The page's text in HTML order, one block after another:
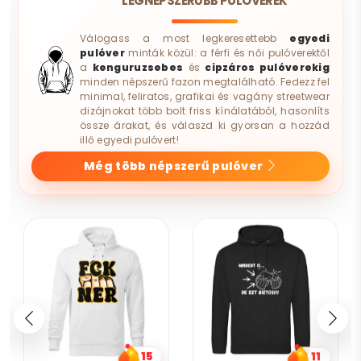
Válogass a most legkeresettebb egyedi
pulóverminták közül: a férfi és női pulóverektől
a kenguruzsebes és cipzáros pulóverekig
minden népszerű fazon megtalálható. Fedezz fel
minimal, feliratos, grafikai és vagány streetwear
dizájnokat több bolt friss kínálatából, hasonlíts
össze árakat, és válaszd ki gyorsan a hozzád
illő egyedi pulóvert!
Még több népszerű pulóver
15 11